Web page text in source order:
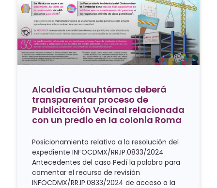
Alcaldía Cuauhtémoc deberá
transparentar proceso de
Publicitación Vecinal relacionada
con un predio en la colonia Roma
Posicionamiento relativo a la resolución del
expediente INFOCDMX/RR.IP.0833/2024
Antecedentes del caso Pedí la palabra para
comentar el recurso de revisión
INFOCDMX/RR.IP.0833/2024 de acceso a la